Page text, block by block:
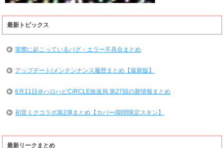
最新トピックス
実際に起こっているバグ・エラー不具合まとめ
アップデート/メンテンナンス履歴まとめ【最新版】
8月11日＠ハロハピCiRCLE放送局 第27回の新情報まとめ
初音ミクコラボ第2弾まとめ【カバー/期間限定スキン】
最新リークまとめ